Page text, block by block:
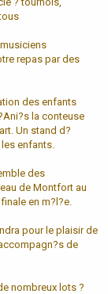
repas par des
des enfants
la conteuse
Un stand d?
enfants.
des
de Montfort au
en m?l?e.
pour le plaisir de
de
nombreux lots ?